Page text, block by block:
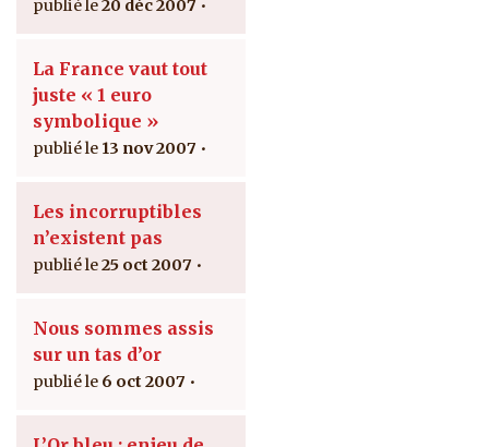
20 déc 2007
La France vaut tout
juste « 1 euro
symbolique »
13 nov 2007
Les incorruptibles
n’existent pas
25 oct 2007
Nous sommes assis
sur un tas d’or
6 oct 2007